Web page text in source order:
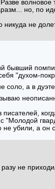
но, по
не
бывший
"духом-
соло, а в
писателей,
"Молодой
убили, а он
не